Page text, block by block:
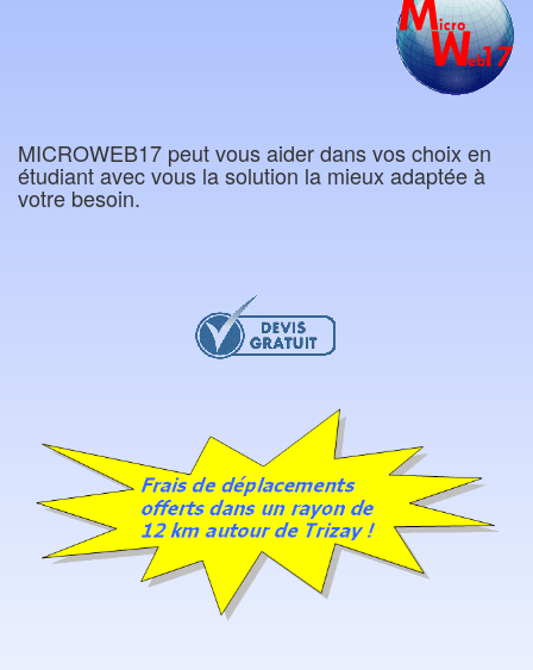
MICROWEB17 peut vous aider dans vos choix en
étudiant avec vous la solution la mieux adaptée à
votre besoin.